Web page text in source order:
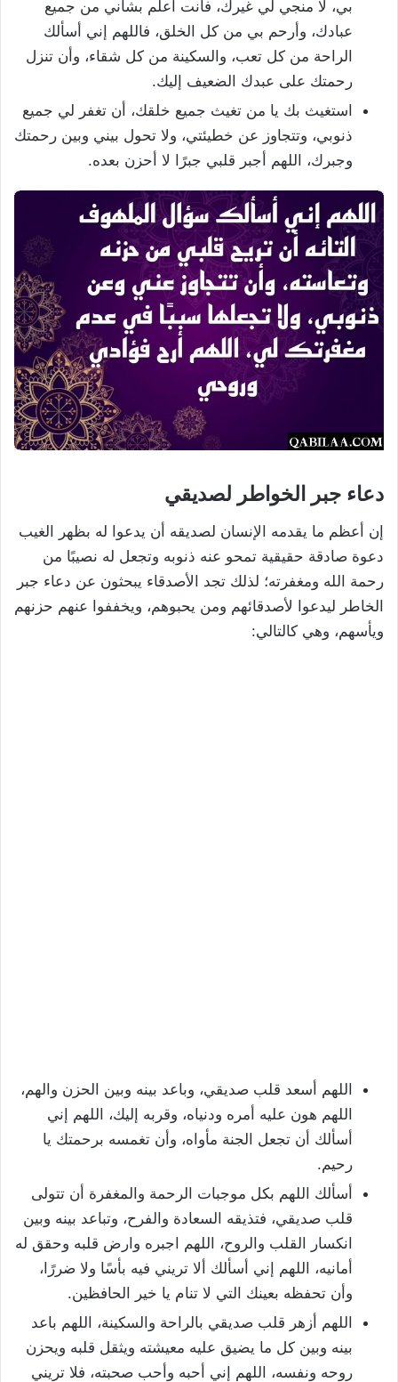
بي، لا منجي لي غيرك، فأنت أعلم بشأني من جميع
عبادك، وأرحم بي من كل الخلق، فاللهم إني أسألك
الراحة من كل تعب، والسكينة من كل شقاء، وأن تنزل
رحمتك على عبدك الضعيف إليك.
استغيث بك يا من تغيث جميع خلقك، أن تغفر لي جميع
ذنوبي، وتتجاوز عن خطيئتي، ولا تحول بيني وبين رحمتك
وجبرك، اللهم أجبر قلبي جبرًا لا أحزن بعده.
دعاء جبر الخواطر لصديقي
إن أعظم ما يقدمه الإنسان لصديقه أن يدعوا له بظهر الغيب
دعوة صادقة حقيقية تمحو عنه ذنوبه وتجعل له نصيبًا من
رحمة الله ومغفرته؛ لذلك تجد الأصدقاء يبحثون عن دعاء جبر
الخاطر ليدعوا لأصدقائهم ومن يحبوهم، ويخففوا عنهم حزنهم
ويأسهم، وهي كالتالي:
اللهم أسعد قلب صديقي، وباعد بينه وبين الحزن والهم،
اللهم هون عليه أمره ودنياه، وقربه إليك، اللهم إني
أسألك أن تجعل الجنة مأواه، وأن تغمسه برحمتك يا
رحيم.
أسألك اللهم بكل موجبات الرحمة والمغفرة أن تتولى
قلب صديقي، فتذيقه السعادة والفرح، وتباعد بينه وبين
انكسار القلب والروح، اللهم اجبره وارض قلبه وحقق له
أمانيه، اللهم إني أسألك ألا تريني فيه بأسًا ولا ضررًا،
وأن تحفظه بعينك التي لا تنام يا خير الحافظين.
اللهم أزهر قلب صديقي بالراحة والسكينة، اللهم باعد
بينه وبين كل ما يضيق عليه معيشته ويثقل قلبه ويحزن
روحه ونفسه، اللهم إني أحبه وأحب صحبته، فلا تريني